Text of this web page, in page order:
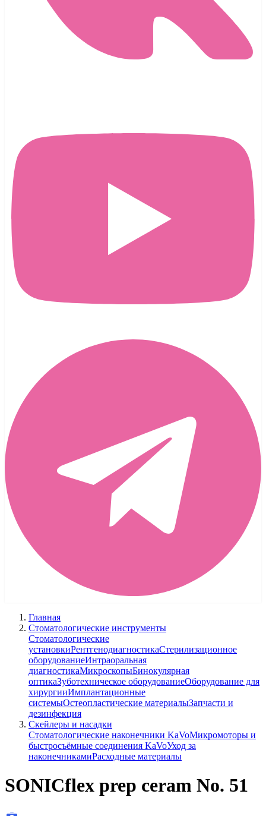
Главная
Стоматологические инструменты
Стоматологические
установкиРентгенодиагностикаСтерилизационное
оборудованиеИнтраоральная
диагностикаМикроскопыБинокулярная
оптикаЗуботехническое оборудованиеОборудование для
хирургииИмплантационные
системыОстеопластические материалыЗапчасти и
дезинфекция
Скейлеры и насадки
Стоматологические наконечники KaVoМикромоторы и
быстросъёмные соединения KaVoУход за
наконечникамиРасходные материалы
SONICflex prep ceram No. 51